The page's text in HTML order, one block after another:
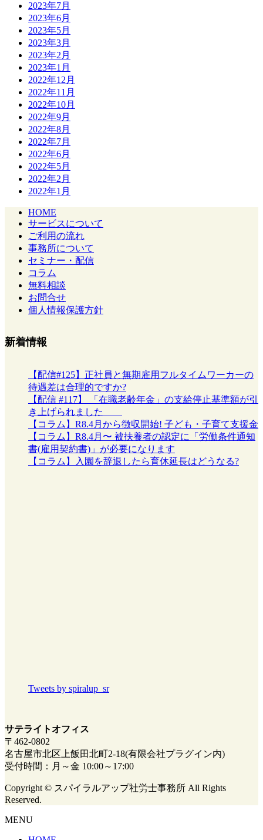
2023年7月
2023年6月
2023年5月
2023年3月
2023年2月
2023年1月
2022年12月
2022年11月
2022年10月
2022年9月
2022年8月
2022年7月
2022年6月
2022年5月
2022年2月
2022年1月
HOME
サービスについて
ご利用の流れ
事務所について
セミナー・配信
コラム
無料相談
お問合せ
個人情報保護方針
新着情報
【配信#125】正社員と無期雇用フルタイムワーカーの
待遇差は合理的ですか?
【配信 #117】 「在職老齢年金」の支給停止基準額が引
き上げられました
【コラム】R8.4月から徴収開始! 子ども・子育て支援金
【コラム】R8.4月〜 被扶養者の認定に「労働条件通知
書(雇用契約書)」が必要になります
【コラム】入園を辞退したら育休延長はどうなる?
Tweets by spiralup_sr
サテライトオフィス
〒462-0802
名古屋市北区上飯田北町2-18(有限会社プラグイン内)
受付時間：月～金 10:00～17:00
Copyright © スパイラルアップ社労士事務所 All Rights
Reserved.
MENU